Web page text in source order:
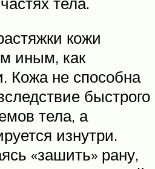
кожи
иным, как
Кожа не способна
быстрого
тела, а
изнутри.
«зашить» рану,